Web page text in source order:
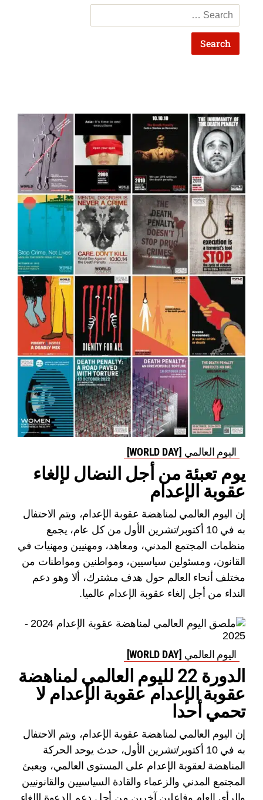
اليوم العالمي [WORLD DAY]
يوم تعبئة من أجل النضال لإلغاء
عقوبة الإعدام
إن اليوم العالمي لمناهضة عقوبة الإعدام، ويتم الاحتفال
به في 10 أكتوبر/تشرين الأول من كل عام، يجمع
منظمات المجتمع المدني، ومعاهد، ومهنيين ومهنيات في
القانون، ومسئولين سياسيين، ومواطنين ومواطنات من
مختلف أنحاء العالم حول هدف مشترك، ألا وهو دعم
النداء من أجل إلغاء عقوبة الإعدام عالميا.
اليوم العالمي [WORLD DAY]
الدورة 22 لليوم العالمي لمناهضة
عقوبة الإعدام عقوبة الإعدام لا
تحمي أحدا
إن اليوم العالمي لمناهضة عقوبة الإعدام، ويتم الاحتفال
به في 10 أكتوبر/تشرين الأول، حدث يوحد الحركة
المناهضة لعقوبة الإعدام على المستوى العالمي، ويعبئ
المجتمع المدني والزعماء والقادة السياسيين والقانونيين